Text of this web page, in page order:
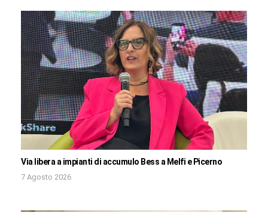
Via libera a impianti di accumulo Bess a Melfi e Picerno
7 Agosto 2026